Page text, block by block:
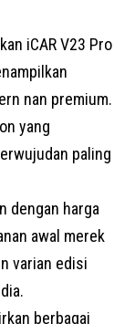
iCAR V23 Pro
nan premium.
yang
paling
dengan harga
awal merek
varian edisi
berbagai